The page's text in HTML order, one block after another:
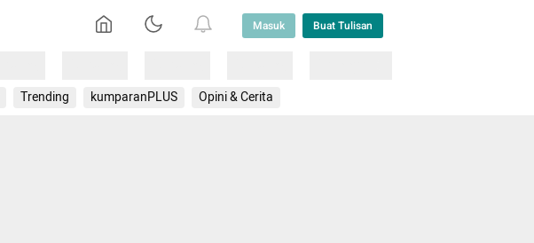
Masuk Buat Tulisan
Trending kumparanPLUS Opini & Cerita